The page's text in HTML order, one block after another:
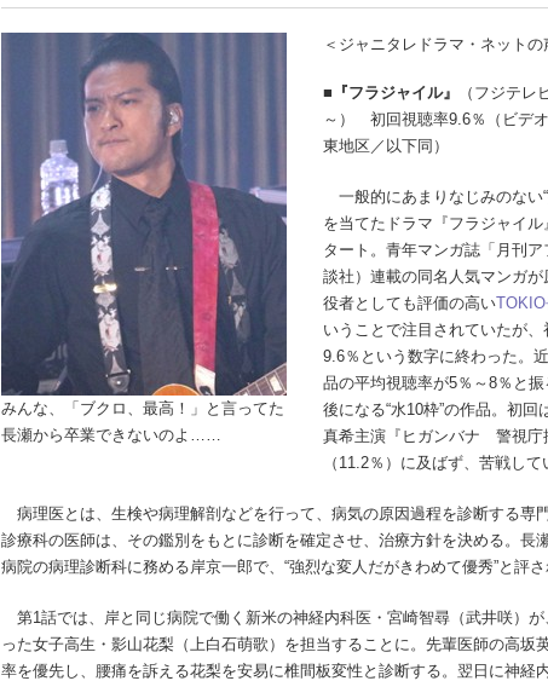
みんな、「ブクロ、最高！」と言ってた
長瀬から卒業できないのよ……
＜ジャニタレドラマ・ネットの
■『フラジャイル』
（フジテレ
～） 初回視聴率9.6％（ビデ
東地区／以下同）
一般的にあまりなじみのない
を当てたドラマ『フラジャイ
タート。青年マンガ誌「月刊
談社）連載の同名人気マンガが
役者としても評価の高いTOKIO
いうことで注目されていたが
9.6％という数字に終わった。
品の平均視聴率が5％～8％と
後になる“水10枠”の作品。初回
真希主演『ヒガンバナ 警視庁
（11.2％）に及ばず、苦戦して
病理医とは、生検や病理解剖などを行って、病気の原因過程を診断する専
診療科の医師は、その鑑別をもとに診断を確定させ、治療方針を決める。長
病院の病理診断科に務める岸京一郎で、“強烈な変人だがきわめて優秀”と評さ
第1話では、岸と同じ病院で働く新米の神経内科医・宮崎智尋（武井咲）
った女子高生・影山花梨（上白石萌歌）を担当することに。先輩医師の高坂
率を優先し、腰痛を訴える花梨を安易に椎間板変性と診断する。翌日に神経